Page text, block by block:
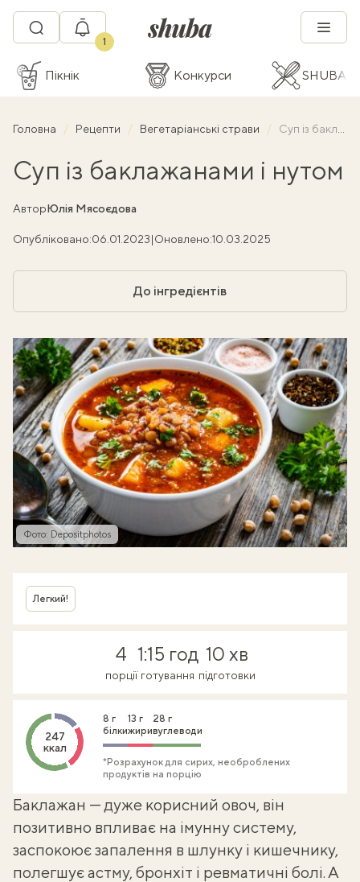
1
Пікнік Конкурси SHUBA
Головна Рецепти Вегетаріанські страви Суп із баклажанами і нутом
Суп із баклажанами і нутом
АвторЮлія Мясоєдова
Опубліковано:06.01.2023|Оновлено:10.03.2025
До інгредієнтів
Фото: Depositphotos
Легкий!
4
порції
1:15 год
готування
10 хв
підготовки
247
ккал
8 г
білки
13 г
жири
28 г
вуглеводи
*Розрахунок для сирих, необроблених
продуктів на порцію
Баклажан — дуже корисний овоч, він
позитивно впливає на імунну систему,
заспокоює запалення в шлунку і кишечнику,
полегшує астму, бронхіт і ревматичні болі. А